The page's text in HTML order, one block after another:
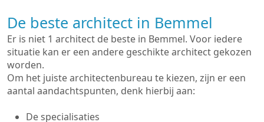
De beste architect in Bemmel
Er is niet 1 architect de beste in Bemmel. Voor iedere
situatie kan er een andere geschikte architect gekozen
worden.
Om het juiste architectenbureau te kiezen, zijn er een
aantal aandachtspunten, denk hierbij aan:
De specialisaties